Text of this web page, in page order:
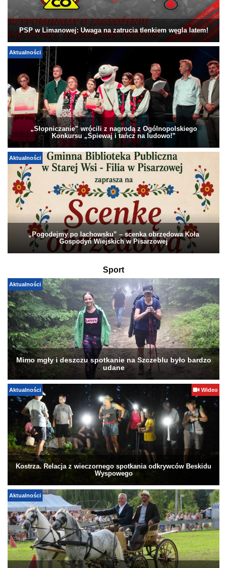
PSP w Limanowej: Uwaga na zatrucia tlenkiem węgla latem!
Aktualności
„Słopniczanie” wrócili z nagrodą z Ogólnopolskiego
Konkursu „Śpiewaj i tańcz na ludowo!”
Aktualności
„Pogodejmy po lachowsku” – scenka obrzędowa Koła
Gospodyń Wiejskich w Pisarzowej
Sport
Aktualności
Mimo mgły i deszczu spotkanie na Szczeblu było bardzo
udane
Aktualności Wideo
Kostrza. Relacja z wieczornego spotkania odkrywców Beskidu
Wyspowego
Aktualności